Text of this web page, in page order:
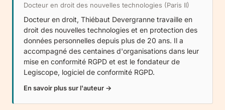
Docteur en droit des nouvelles technologies (Paris II)
Docteur en droit, Thiébaut Devergranne travaille en
droit des nouvelles technologies et en protection des
données personnelles depuis plus de 20 ans. Il a
accompagné des centaines d'organisations dans leur
mise en conformité RGPD et est le fondateur de
Legiscope, logiciel de conformité RGPD.
En savoir plus sur l'auteur →